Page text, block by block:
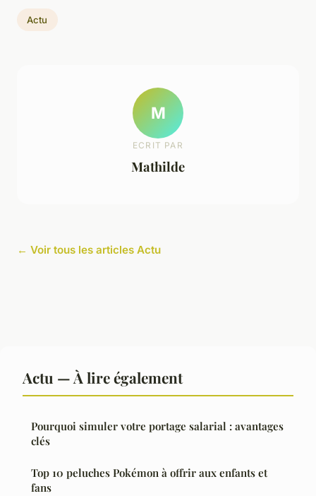
Actu
M
ECRIT PAR
Mathilde
← Voir tous les articles Actu
Actu — À lire également
Pourquoi simuler votre portage salarial : avantages
clés
Top 10 peluches Pokémon à offrir aux enfants et
fans